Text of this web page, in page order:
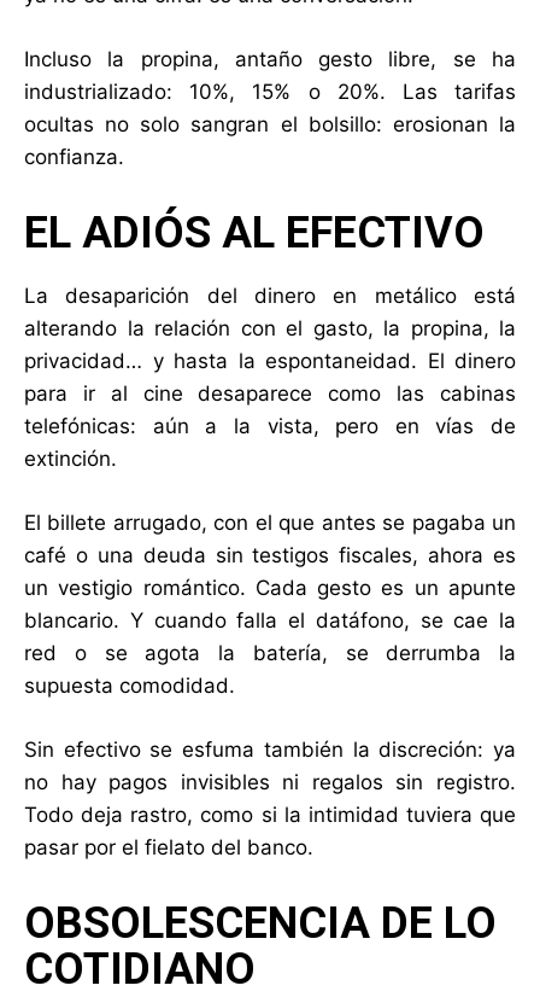
Incluso la propina, antaño gesto libre, se ha
industrializado: 10%, 15% o 20%. Las tarifas
ocultas no solo sangran el bolsillo: erosionan la
confianza.
EL ADIÓS AL EFECTIVO
La desaparición del dinero en metálico está
alterando la relación con el gasto, la propina, la
privacidad… y hasta la espontaneidad. El dinero
para ir al cine desaparece como las cabinas
telefónicas: aún a la vista, pero en vías de
extinción.
El billete arrugado, con el que antes se pagaba un
café o una deuda sin testigos fiscales, ahora es
un vestigio romántico. Cada gesto es un apunte
blancario. Y cuando falla el datáfono, se cae la
red o se agota la batería, se derrumba la
supuesta comodidad.
Sin efectivo se esfuma también la discreción: ya
no hay pagos invisibles ni regalos sin registro.
Todo deja rastro, como si la intimidad tuviera que
pasar por el fielato del banco.
OBSOLESCENCIA DE LO
COTIDIANO